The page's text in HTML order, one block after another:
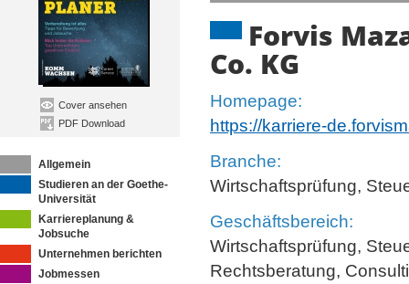
Cover ansehen
PDF Download
Allgemein
Studieren an der Goethe-
Universität
Karriereplanung &
Jobsuche
Unternehmen berichten
Jobmessen
Forvis
Co. KG
Homepage:
https://karriere-
Branche:
Wirtschaftsprüfung,
Geschäftsbereich:
Wirtschaftsprüfung,
Rechtsberatung,